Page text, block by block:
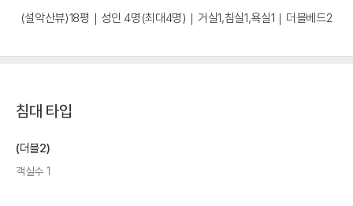
(설악산뷰)18평｜성인 4명(최대4명)｜거실1,침실1,욕실1｜더블베드2
침대 타입
(더블2)
객실수 1